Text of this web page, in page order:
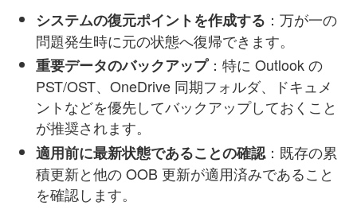
システムの復元ポイントを作成する ：万が一の
問題発生時に元の状態へ復帰できます。
重要データのバックアップ：特に Outlook の
PST/OST、OneDrive 同期フォルダ、ドキュメ
ントなどを優先してバックアップしておくこと
が推奨されます。
適用前に最新状態であることの確認：既存の累
積更新と他の OOB 更新が適用済みであること
を確認します。